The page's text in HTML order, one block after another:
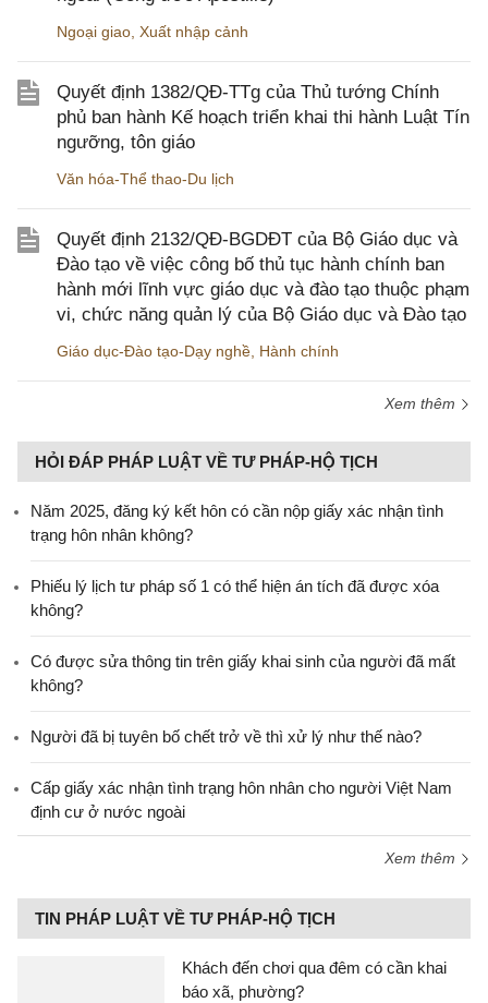
Ngoại giao Xuất nhập cảnh
Quyết định 1382/QĐ-TTg của Thủ tướng Chính
phủ ban hành Kế hoạch triển khai thi hành Luật Tín
ngưỡng, tôn giáo
Văn hóa-Thể thao-Du lịch
Quyết định 2132/QĐ-BGDĐT của Bộ Giáo dục và
Đào tạo về việc công bố thủ tục hành chính ban
hành mới lĩnh vực giáo dục và đào tạo thuộc phạm
vi, chức năng quản lý của Bộ Giáo dục và Đào tạo
Giáo dục-Đào tạo-Dạy nghề Hành chính
Xem thêm
HỎI ĐÁP PHÁP LUẬT VỀ TƯ PHÁP-HỘ TỊCH
Năm 2025, đăng ký kết hôn có cần nộp giấy xác nhận tình
trạng hôn nhân không?
Phiếu lý lịch tư pháp số 1 có thể hiện án tích đã được xóa
không?
Có được sửa thông tin trên giấy khai sinh của người đã mất
không?
Người đã bị tuyên bố chết trở về thì xử lý như thế nào?
Cấp giấy xác nhận tình trạng hôn nhân cho người Việt Nam
định cư ở nước ngoài
Xem thêm
TIN PHÁP LUẬT VỀ TƯ PHÁP-HỘ TỊCH
Khách đến chơi qua đêm có cần khai
báo xã, phường?